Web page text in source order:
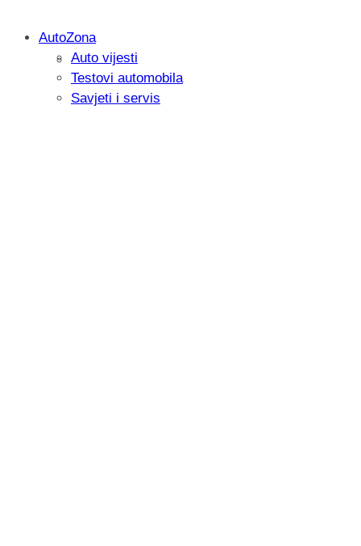
Savjetujemo: Što učiniti kada vaš
AutoZona
Auto vijesti
Testovi automobila
Savjeti i servis